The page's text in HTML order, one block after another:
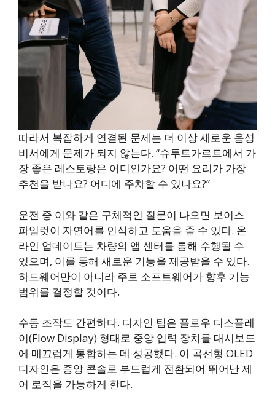
따라서 복잡하게 연결된 문제는 더 이상 새로운 음성
비서에게 문제가 되지 않는다. “슈투트가르트에서 가
장 좋은 레스토랑은 어디인가요? 어떤 요리가 가장
추천을 받나요? 어디에 주차할 수 있나요?”
운전 중 이와 같은 구체적인 질문이 나오면 보이스
파일럿이 자연어를 인식하고 도움을 줄 수 있다. 온
라인 업데이트는 차량의 앱 센터를 통해 수행될 수
있으며, 이를 통해 새로운 기능을 제공받을 수 있다.
하드웨어만이 아니라 주로 소프트웨어가 향후 기능
범위를 결정할 것이다.
수동 조작도 간편하다. 디자인 팀은 플로우 디스플레
이(Flow Display) 형태로 중앙 입력 장치를 대시보드
에 매끄럽게 통합하는 데 성공했다. 이 곡선형 OLED
디자인은 중앙 콘솔로 부드럽게 전환되어 뛰어난 제
어 로직을 가능하게 한다.